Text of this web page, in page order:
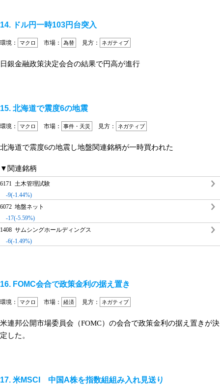
14. ドル円一時103円台突入
環境： マクロ 市場： 為替 見方： ネガティブ
日銀金融政策決定会合の結果で円高が進行
15. 北海道で震度6の地震
環境： マクロ 市場： 事件・天災 見方： ネガティブ
北海道で震度6の地震し地盤関連銘柄が一時買われた
▼関連銘柄
6171 土木管理試験
-9(-1.44%)
6072 地盤ネット
-17(-5.59%)
1408 サムシングホールディングス
-6(-1.49%)
16. FOMC会合で政策金利の据え置き
環境： マクロ 市場： 経済 見方： ネガティブ
米連邦公開市場委員会（FOMC）の会合で政策金利の据え置きが決
定した。
17. 米MSCI 中国A株を指数組組み入れ見送り